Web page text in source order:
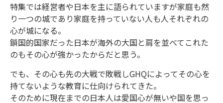
特集では経営者や日本を主に語られていますが家庭も然
り一つの城であり家庭を持っていない人も人それぞれの
心が城になる。
鎖国的国家だった日本が海外の大国と肩を並べてこれた
のもその心が強かったからだと思う。
でも、その心も先の大戦で敗戦しGHQによってその心を
持てないような教育に仕向けられてきた。
そのために現在までの日本人は愛国心が無いや国を思っ